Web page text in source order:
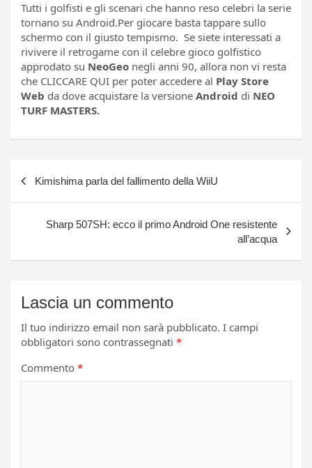
Tutti i golfisti e gli scenari che hanno reso celebri la serie
tornano su Android.Per giocare basta tappare sullo
schermo con il giusto tempismo. Se siete interessati a
rivivere il retrogame con il celebre gioco golfistico
approdato su NeoGeo negli anni 90, allora non vi resta
che CLICCARE QUI per poter accedere al Play Store
Web da dove acquistare la versione Android di NEO
TURF MASTERS.
Kimishima parla del fallimento della WiiU
Sharp 507SH: ecco il primo Android One resistente
all’acqua
Lascia un commento
Il tuo indirizzo email non sarà pubblicato. I campi
obbligatori sono contrassegnati *
Commento *